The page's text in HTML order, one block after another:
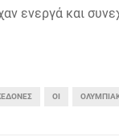
ενεργά και
ΟΙ